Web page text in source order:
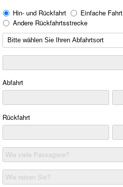
Hin- und Rückfahrt
Einfache Fahrt
Andere Rückfahrtsstrecke
Abfahrt
Rückfahrt
Wie viele Passagiere?
Wie reisen Sie?